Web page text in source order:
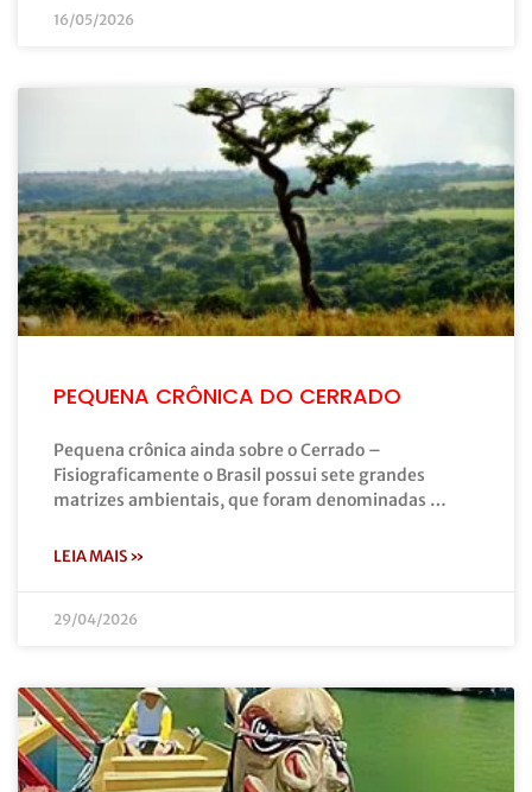
16/05/2026
PEQUENA CRÔNICA DO CERRADO
Pequena crônica ainda sobre o Cerrado –
Fisiograficamente o Brasil possui sete grandes
matrizes ambientais, que foram denominadas …
LEIA MAIS »
29/04/2026